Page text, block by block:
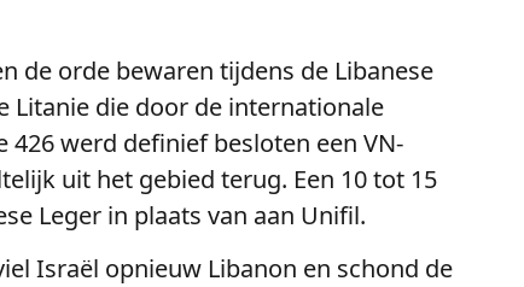
de orde bewaren tijdens de Libanese
Litanie die door de internationale
werd definief besloten een VN-
uit het gebied terug. Een 10 tot 15
Leger in plaats van aan Unifil.
Israël opnieuw Libanon en schond de